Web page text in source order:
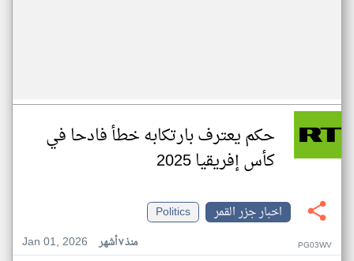
حكم يعترف بارتكابه خطأ فادحا في
كأس إفريقيا 2025
اخبار جزر القمر
Politics
Jan 01, 2026
منذ ٧ أشهر PG03WV